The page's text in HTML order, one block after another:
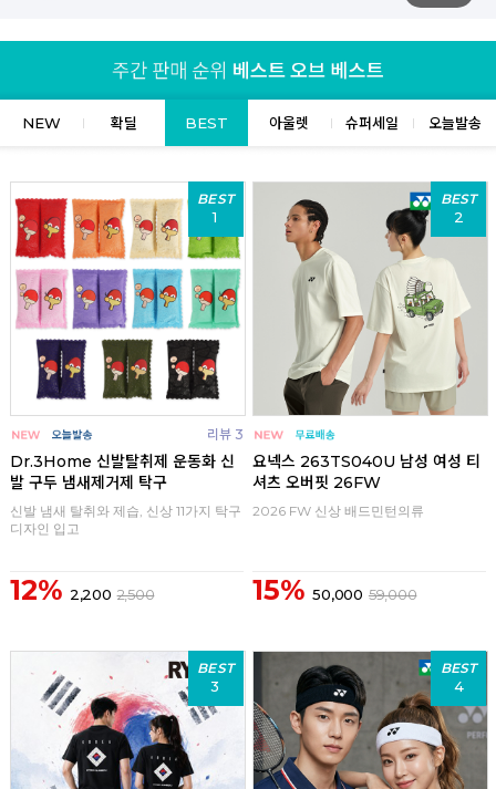
NEW 확딜 BEST 아울렛 슈퍼세일 오늘발송
BEST
1
리뷰 3
Dr.3Home 신발탈취제 운동화 신
발 구두 냄새제거제 탁구
신발 냄새 탈취와 제습, 신상 11가지 탁구
디자인 입고
12% 2,200 2,500
BEST
2
요넥스 263TS040U 남성 여성 티
셔츠 오버핏 26FW
2026 FW 신상 배드민턴의류
15% 50,000 59,000
BEST
3
BEST
4